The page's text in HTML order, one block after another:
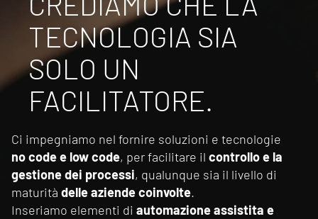
TECNOLOGIA SIA
SOLO UN
FACILITATORE.
Ci impegniamo nel fornire soluzioni e tecnologie
no code e low code, per facilitare il controllo e la
gestione dei processi, qualunque sia il livello di
maturità delle aziende coinvolte.
Inseriamo elementi di automazione assistita e